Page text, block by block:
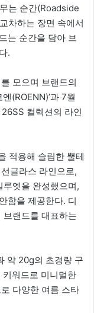
는 순간(Roadside
차하는 장면 속에서
는 순간을 담아 브
.
모으며 브랜드의
(ROENN)’과 7월
컬렉션의 라인
적용해 슬림한 뿔테
글라스 라인으로,
엣을 완성했으며,
함을 제공한다. 디
랜드를 대표하는
약 20g의 초경량 구
키워드로 미니멀한
다양한 여름 스타